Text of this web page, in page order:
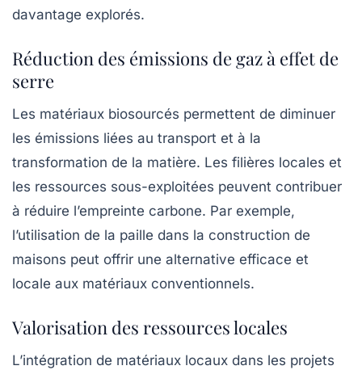
davantage explorés.
Réduction des émissions de gaz à effet de
serre
Les matériaux biosourcés permettent de diminuer
les émissions liées au transport et à la
transformation de la matière. Les filières locales et
les ressources sous-exploitées peuvent contribuer
à réduire l’empreinte carbone. Par exemple,
l’utilisation de la paille dans la construction de
maisons peut offrir une alternative efficace et
locale aux matériaux conventionnels.
Valorisation des ressources locales
L’intégration de matériaux locaux dans les projets